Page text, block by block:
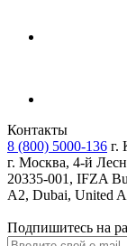
Контакты
8 (800) 5000-136 г.
г. Москва, 4-й
20335-001, IFZA
A2, Dubai, United
Подпишитесь на